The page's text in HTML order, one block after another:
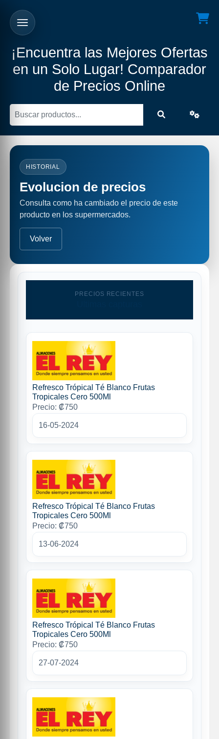
¡Encuentra las Mejores Ofertas
en un Solo Lugar! Comparador
de Precios Online
HISTORIAL
Evolucion de precios
Consulta como ha cambiado el precio de este
producto en los supermercados.
Volver
PRECIOS RECIENTES
Refresco Trópical Té Blanco Frutas
Tropicales Cero 500Ml
Precio: ₡750
16-05-2024
Refresco Trópical Té Blanco Frutas
Tropicales Cero 500Ml
Precio: ₡750
13-06-2024
Refresco Trópical Té Blanco Frutas
Tropicales Cero 500Ml
Precio: ₡750
27-07-2024